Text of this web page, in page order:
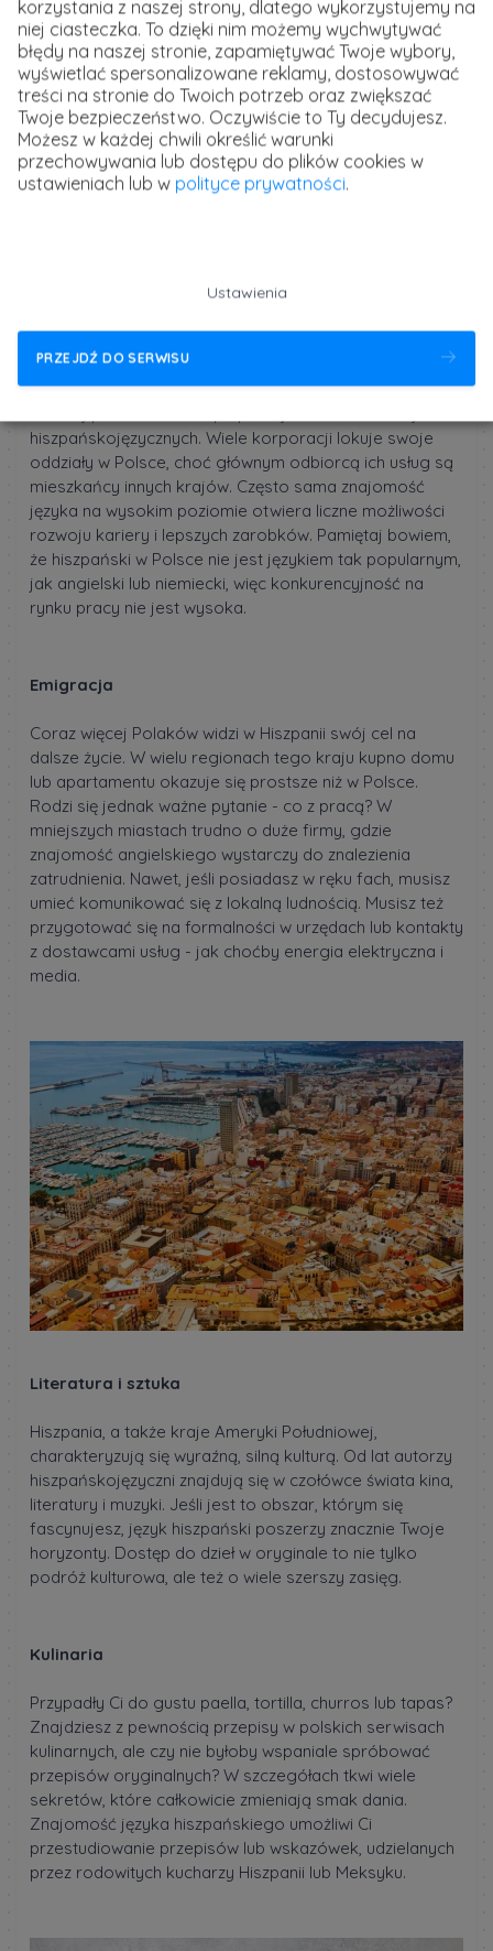
Relacje biznesowe
Tak wysoka liczba użytkowników daje szerokie
możliwości w biznesie. Ekspansja na rynki
hiszpańskojęzyczne wymaga choćby podstawowej jego
znajomości. Łatwiej nawiążesz kontakty, przekonasz do
siebie partnerów i kontrahentów, rozmawiając z nimi w
Nawet jeśli nie Ty prowadzisz biznes, może się okazać,
hiszpańskojęzycznych. Wiele korporacji lokuje swoje
oddziały w Polsce, choć głównym odbiorcą ich usług są
mieszkańcy innych krajów. Często sama znajomość
języka na wysokim poziomie otwiera liczne możliwości
rozwoju kariery i lepszych zarobków. Pamiętaj bowiem,
że hiszpański w Polsce nie jest językiem tak popularnym,
jak angielski lub niemiecki, więc konkurencyjność na
rynku pracy nie jest wysoka.
Emigracja
Coraz więcej Polaków widzi w Hiszpanii swój cel na
dalsze życie. W wielu regionach tego kraju kupno domu
lub apartamentu okazuje się prostsze niż w Polsce.
Rodzi się jednak ważne pytanie - co z pracą? W
mniejszych miastach trudno o duże firmy, gdzie
znajomość angielskiego wystarczy do znalezienia
zatrudnienia. Nawet, jeśli posiadasz w ręku fach, musisz
umieć komunikować się z lokalną ludnością. Musisz też
przygotować się na formalności w urzędach lub kontakty
z dostawcami usług - jak choćby energia elektryczna i
media.
Literatura i sztuka
Hiszpania, a także kraje Ameryki Południowej,
charakteryzują się wyraźną, silną kulturą. Od lat autorzy
hiszpańskojęzyczni znajdują się w czołówce świata kina,
literatury i muzyki. Jeśli jest to obszar, którym się
fascynujesz, język hiszpański poszerzy znacznie Twoje
horyzonty. Dostęp do dzieł w oryginale to nie tylko
podróż kulturowa, ale też o wiele szerszy zasięg.
Kulinaria
Przypadły Ci do gustu paella, tortilla, churros lub tapas?
Znajdziesz z pewnością przepisy w polskich serwisach
kulinarnych, ale czy nie byłoby wspaniale spróbować
przepisów oryginalnych? W szczegółach tkwi wiele
sekretów, które całkowicie zmieniają smak dania.
Znajomość języka hiszpańskiego umożliwi Ci
przestudiowanie przepisów lub wskazówek, udzielanych
przez rodowitych kucharzy Hiszpanii lub Meksyku.
korzystania z naszej strony, dlatego wykorzystujemy na
niej ciasteczka. To dzięki nim możemy wychwytywać
błędy na naszej stronie, zapamiętywać Twoje wybory,
wyświetlać spersonalizowane reklamy, dostosowywać
treści na stronie do Twoich potrzeb oraz zwiększać
Twoje bezpieczeństwo. Oczywiście to Ty decydujesz.
Możesz w każdej chwili określić warunki
przechowywania lub dostępu do plików cookies w
ustawieniach lub w polityce prywatności.
Ustawienia
PRZEJDŹ DO SERWISU